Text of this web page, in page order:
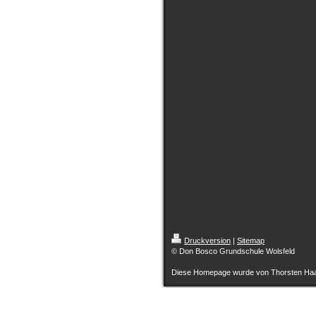
Druckversion | Sitemap
© Don Bosco Grundschule Wolsfeld
Diese Homepage wurde von Thorsten